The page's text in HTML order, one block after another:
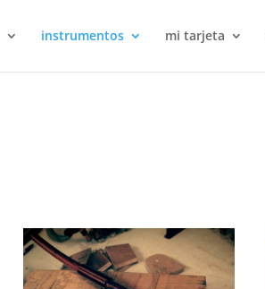
instrumentos mi tarjeta